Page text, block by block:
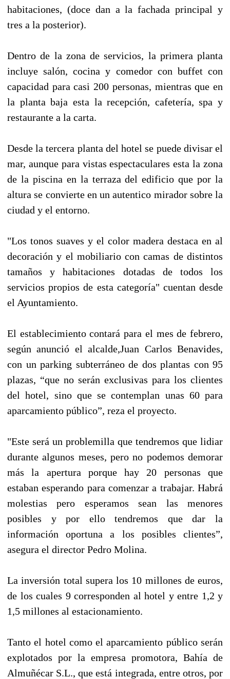
habitaciones, (doce dan a la fachada principal y
tres a la posterior).
Dentro de la zona de servicios, la primera planta
incluye salón, cocina y comedor con buffet con
capacidad para casi 200 personas, mientras que en
la planta baja esta la recepción, cafetería, spa y
restaurante a la carta.
Desde la tercera planta del hotel se puede divisar el
mar, aunque para vistas espectaculares esta la zona
de la piscina en la terraza del edificio que por la
altura se convierte en un autentico mirador sobre la
ciudad y el entorno.
"Los tonos suaves y el color madera destaca en al
decoración y el mobiliario con camas de distintos
tamaños y habitaciones dotadas de todos los
servicios propios de esta categoría" cuentan desde
el Ayuntamiento.
El establecimiento contará para el mes de febrero,
según anunció el alcalde,Juan Carlos Benavides,
con un parking subterráneo de dos plantas con 95
plazas, “que no serán exclusivas para los clientes
del hotel, sino que se contemplan unas 60 para
aparcamiento público”, reza el proyecto.
"Este será un problemilla que tendremos que lidiar
durante algunos meses, pero no podemos demorar
más la apertura porque hay 20 personas que
estaban esperando para comenzar a trabajar. Habrá
molestias pero esperamos sean las menores
posibles y por ello tendremos que dar la
información oportuna a los posibles clientes”,
asegura el director Pedro Molina.
La inversión total supera los 10 millones de euros,
de los cuales 9 corresponden al hotel y entre 1,2 y
1,5 millones al estacionamiento.
Tanto el hotel como el aparcamiento público serán
explotados por la empresa promotora, Bahía de
Almuñécar S.L., que está integrada, entre otros, por